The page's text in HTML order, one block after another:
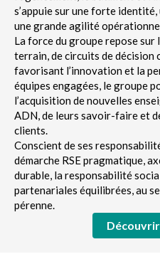
s’appuie sur une forte
une grande agilité
La force du groupe repose sur
terrain, de circuits de décision
favorisant l’innovation et la
équipes engagées, le groupe
l’acquisition de nouvelles
ADN, de leurs savoir-faire et
clients.
Conscient de ses
démarche RSE pragmatique,
durable, la responsabilité
partenariales équilibrées, au
pérenne.